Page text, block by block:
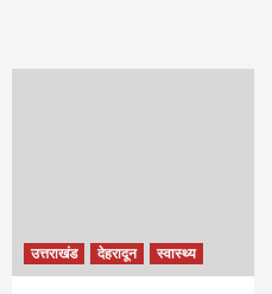
उत्तराखंड देहरादून स्वास्थ्य